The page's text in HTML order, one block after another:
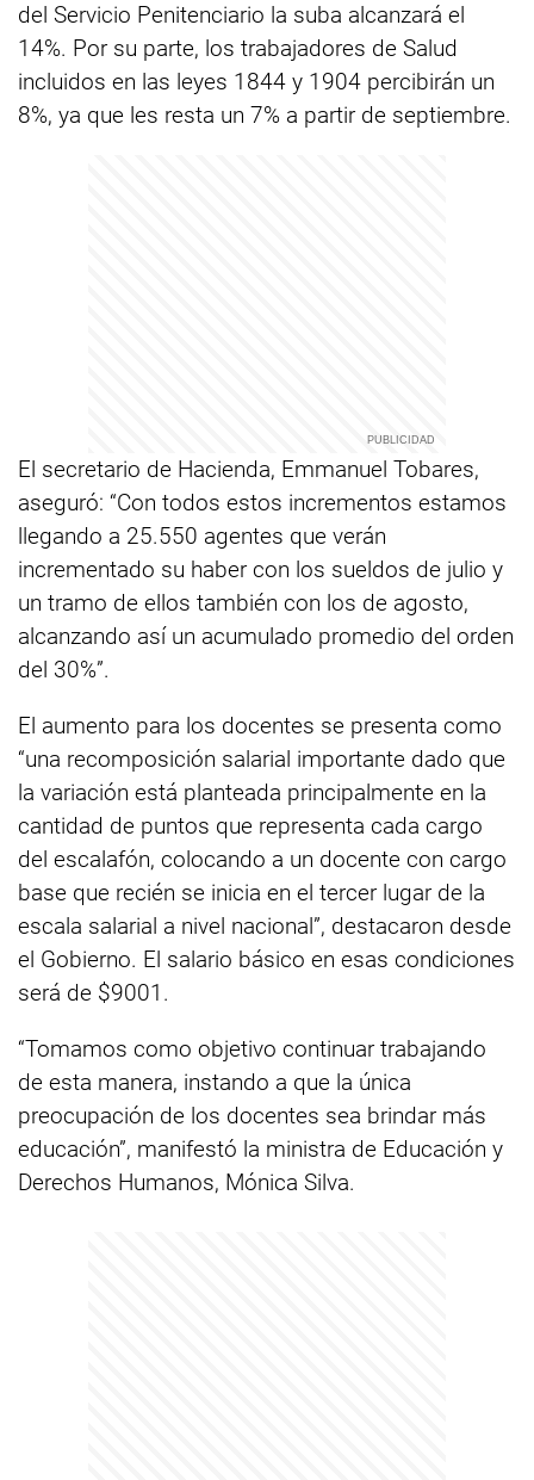
del Servicio Penitenciario la suba alcanzará el
14%. Por su parte, los trabajadores de Salud
incluidos en las leyes 1844 y 1904 percibirán un
8%, ya que les resta un 7% a partir de septiembre.
El secretario de Hacienda, Emmanuel Tobares,
aseguró: “Con todos estos incrementos estamos
llegando a 25.550 agentes que verán
incrementado su haber con los sueldos de julio y
un tramo de ellos también con los de agosto,
alcanzando así un acumulado promedio del orden
del 30%”.
El aumento para los docentes se presenta como
“una recomposición salarial importante dado que
la variación está planteada principalmente en la
cantidad de puntos que representa cada cargo
del escalafón, colocando a un docente con cargo
base que recién se inicia en el tercer lugar de la
escala salarial a nivel nacional”, destacaron desde
el Gobierno. El salario básico en esas condiciones
será de $9001.
“Tomamos como objetivo continuar trabajando
de esta manera, instando a que la única
preocupación de los docentes sea brindar más
educación”, manifestó la ministra de Educación y
Derechos Humanos, Mónica Silva.